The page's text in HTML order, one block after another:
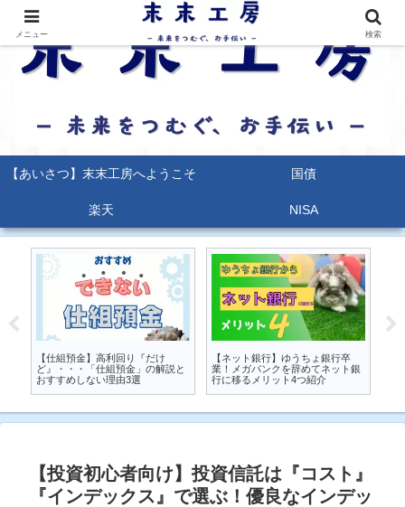
【あいさつ】末末工房へようこそ 国債
楽天 NISA
【仕組預金】高利回り『だけ
ど』・・・「仕組預金」の解説と
おすすめしない理由3選
【ネット銀行】ゆうちょ銀行卒
業！メガバンクを辞めてネット銀
行に移るメリット4つ紹介
【投資初心者向け】投資信託は『コスト』
『インデックス』で選ぶ！優良なインデッ
メニュー 検索